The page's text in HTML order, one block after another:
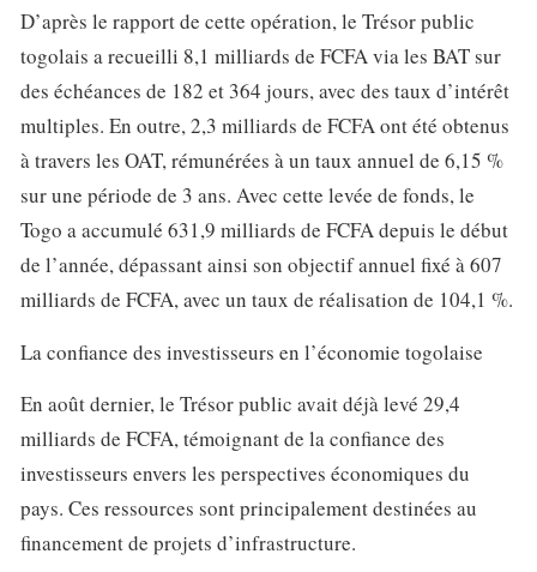
D’après le rapport de cette opération, le Trésor public
togolais a recueilli 8,1 milliards de FCFA via les BAT sur
des échéances de 182 et 364 jours, avec des taux d’intérêt
multiples. En outre, 2,3 milliards de FCFA ont été obtenus
à travers les OAT, rémunérées à un taux annuel de 6,15 %
sur une période de 3 ans. Avec cette levée de fonds, le
Togo a accumulé 631,9 milliards de FCFA depuis le début
de l’année, dépassant ainsi son objectif annuel fixé à 607
milliards de FCFA, avec un taux de réalisation de 104,1 %.
La confiance des investisseurs en l’économie togolaise
En août dernier, le Trésor public avait déjà levé 29,4
milliards de FCFA, témoignant de la confiance des
investisseurs envers les perspectives économiques du
pays. Ces ressources sont principalement destinées au
financement de projets d’infrastructure.